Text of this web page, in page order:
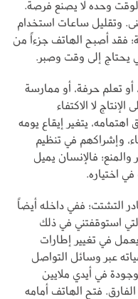
وحده لا يصنع فرصة.
وتقليل ساعات استخدام
فقد أصبح الهاتف جزءاً من
يحتاج إلى وقت وصبر.
أو تعلم حرفة، أو ممارسة
لا الاكتفاء
يتغير إيقاع يومه
وإشراكهم في تنظيم
والمنع؛ فالإنسان يميل
اختياره.
التشتت؛ ففي داخله أيضاً
استوقفتني في ذلك
في تغيير إطارات
عبر وسائل التواصل
في أيدي ملايين
فتح الهاتف أمامه